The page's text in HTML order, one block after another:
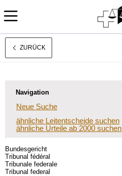
Rechtsprechung
ZURÜCK
Navigation
Neue Suche
ähnliche Leitentscheide suchen
ähnliche Urteile ab 2000 suchen
Bundesgericht
Tribunal fédéral
Tribunale federale
Tribunal federal